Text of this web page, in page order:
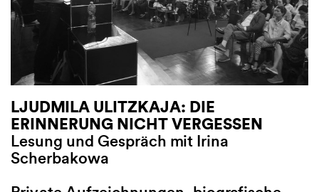
LJUDMILA ULITZKAJA: DIE
ERINNERUNG NICHT VERGESSEN
Lesung und Gespräch mit Irina
Scherbakowa
NATALJA ALTHAUSER:
DUNKELHOLZ
Freiburger Andruck,
Buchclub